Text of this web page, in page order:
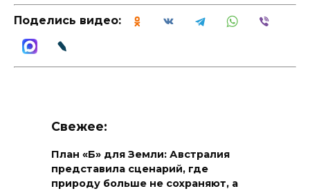
Поделись видео:
Свежее:
План «Б» для Земли: Австралия
представила сценарий, где
природу больше не сохраняют, а